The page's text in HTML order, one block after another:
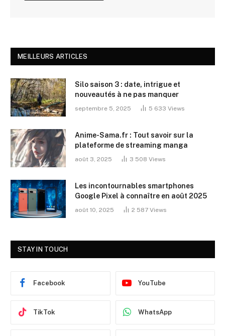
MEILLEURS ARTICLES
Silo saison 3 : date, intrigue et
nouveautés à ne pas manquer
septembre 5, 2025 5 633 Views
Anime-Sama.fr : Tout savoir sur la
plateforme de streaming manga
août 3, 2025 3 508 Views
Les incontournables smartphones
Google Pixel à connaître en août 2025
août 10, 2025 2 587 Views
STAY IN TOUCH
Facebook YouTube
TikTok WhatsApp